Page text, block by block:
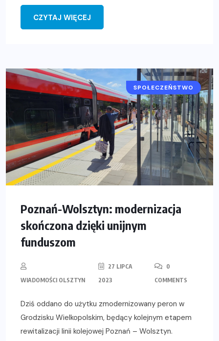
CZYTAJ WIĘCEJ
SPOŁECZEŃSTWO
Poznań-Wolsztyn: modernizacja
skończona dzięki unijnym
funduszom
WIADOMOŚCI OLSZTYN
27 LIPCA
2023
0
COMMENTS
Dziś oddano do użytku zmodernizowany peron w
Grodzisku Wielkopolskim, będący kolejnym etapem
rewitalizacji linii kolejowej Poznań – Wolsztyn.